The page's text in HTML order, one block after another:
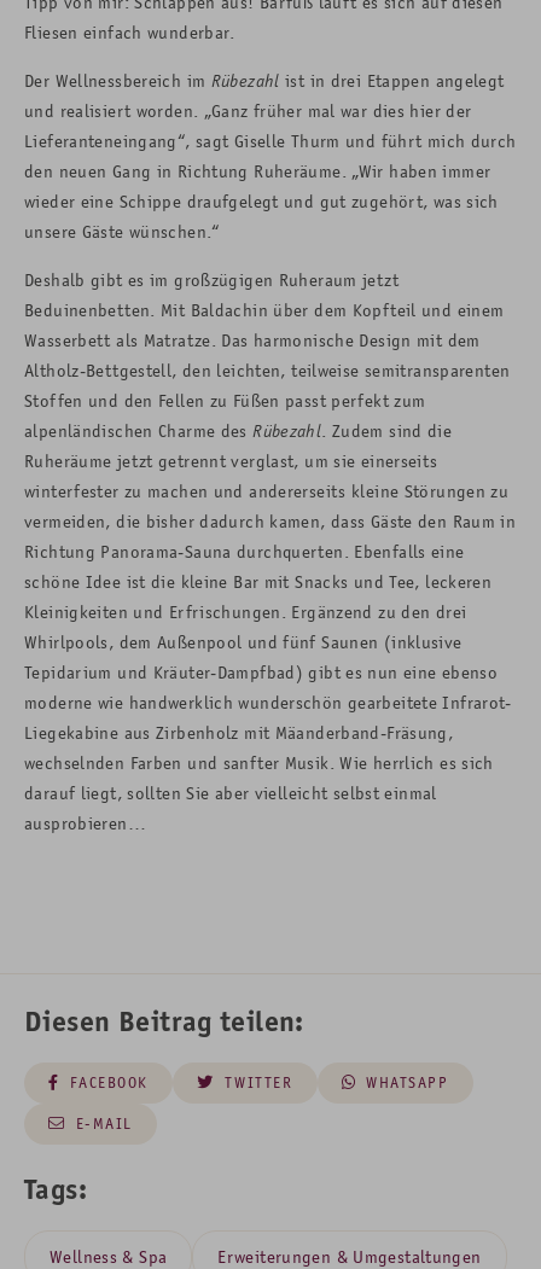
Fliesen einfach wunderbar.
Der Wellnessbereich im Rübezahl ist in drei Etappen angelegt
und realisiert worden. „Ganz früher mal war dies hier der
Lieferanteneingang“, sagt Giselle Thurm und führt mich durch
den neuen Gang in Richtung Ruheräume. „Wir haben immer
wieder eine Schippe draufgelegt und gut zugehört, was sich
unsere Gäste wünschen.“
Deshalb gibt es im großzügigen Ruheraum jetzt
Beduinenbetten. Mit Baldachin über dem Kopfteil und einem
Wasserbett als Matratze. Das harmonische Design mit dem
Altholz-Bettgestell, den leichten, teilweise semitransparenten
Stoffen und den Fellen zu Füßen passt perfekt zum
alpenländischen Charme desRübezahl. Zudem sind die
Ruheräume jetzt getrennt verglast, um sie einerseits
winterfester zu machen und andererseits kleine Störungen zu
vermeiden, die bisher dadurch kamen, dass Gäste den Raum in
Richtung Panorama-Sauna durchquerten. Ebenfalls eine
schöne Idee ist die kleine Bar mit Snacks und Tee, leckeren
Kleinigkeiten und Erfrischungen. Ergänzend zu den drei
Whirlpools, dem Außenpool und fünf Saunen (inklusive
Tepidarium und Kräuter-Dampfbad) gibt es nun eine ebenso
moderne wie handwerklich wunderschön gearbeitete Infrarot-
Liegekabine aus Zirbenholz mit Mäanderband-Fräsung,
wechselnden Farben und sanfter Musik. Wie herrlich es sich
darauf liegt, sollten Sie aber vielleicht selbst einmal
ausprobieren…
Diesen Beitrag teilen:
FACEBOOK TWITTER
WHATSAPP
E-MAIL
Tags:
Wellness & Spa Erweiterungen & Umgestaltungen